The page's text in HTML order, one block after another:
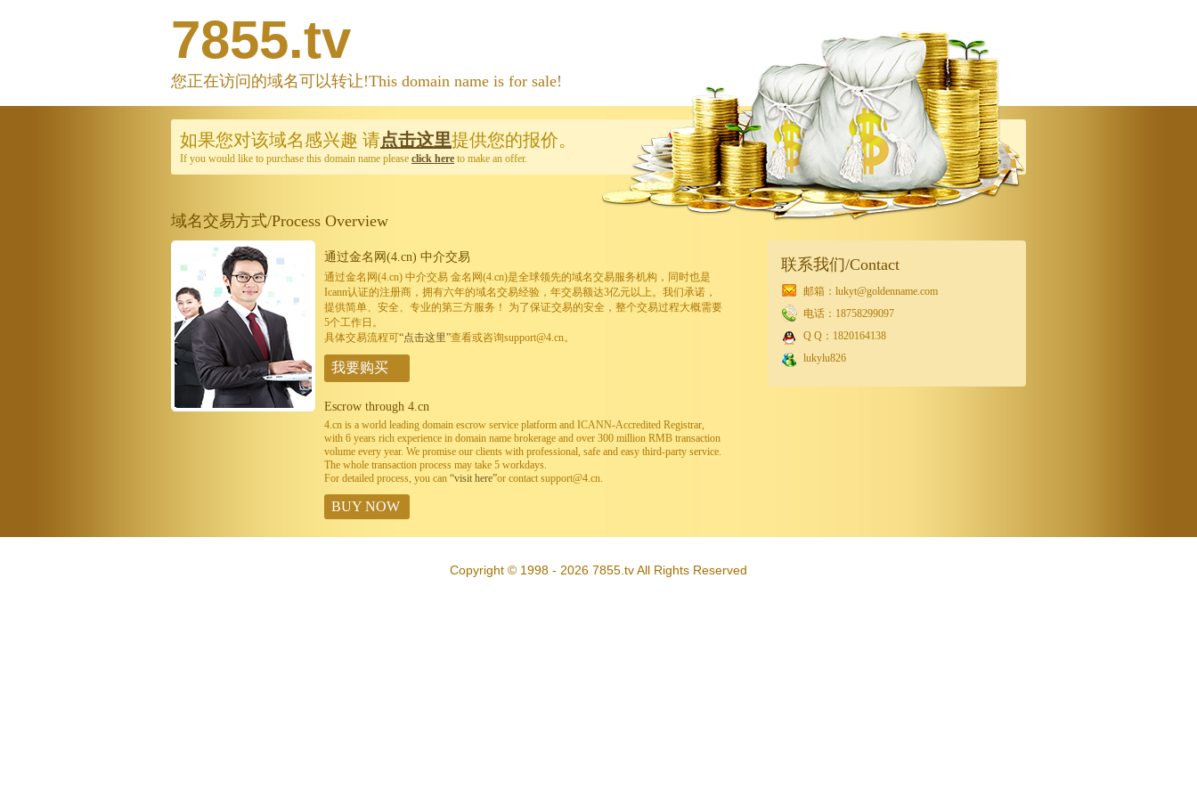
7855.tv
您正在访问的域名可以转让!This domain name is for sale!
如果您对该域名感兴趣 请点击这里提供您的报价。
If you would like to purchase this domain name please click here to make an offer.
域名交易方式/Process Overview
通过金名网(4.cn) 中介交易
通过金名网(4.cn) 中介交易 金名网(4.cn)是全球领先的域名交易服务机构，同时也是
Icann认证的注册商，拥有六年的域名交易经验，年交易额达3亿元以上。我们承诺，
提供简单、安全、专业的第三方服务！ 为了保证交易的安全，整个交易过程大概需要
5个工作日。
具体交易流程可“点击这里”查看或咨询support@4.cn。
我要购买
Escrow through 4.cn
4.cn is a world leading domain escrow service platform and ICANN-Accredited Registrar,
with 6 years rich experience in domain name brokerage and over 300 million RMB transaction
volume every year. We promise our clients with professional, safe and easy third-party service.
The whole transaction process may take 5 workdays.
For detailed process, you can “visit here”or contact support@4.cn.
BUY NOW
联系我们/Contact
邮箱：lukyt@goldenname.com
电话：18758299097
Q Q：1820164138
lukylu826
Copyright © 1998 - 2026 7855.tv All Rights Reserved